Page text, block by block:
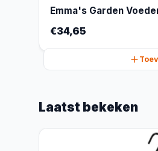
Emma's Garden
€34,65
Laatst bekeken